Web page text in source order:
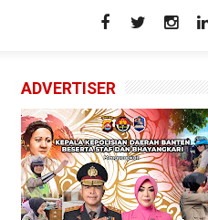
ADVERTISER